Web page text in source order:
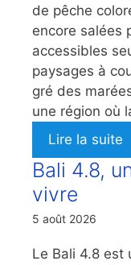
de pêche
encore salées
accessibles
paysages à
gré des
une région où
Lire la suite
Bali 4.8,
vivre
5 août 2026
Le Bali 4.8 est